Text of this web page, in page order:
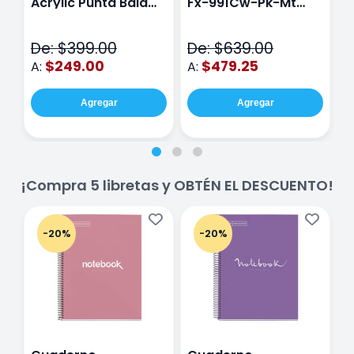
De: $399.00
A: $249.00
Agregar
De: $639.00
A: $479.25
Agregar
¡Compra 5 libretas y OBTÉN EL DESCUENTO!
-20% -20%